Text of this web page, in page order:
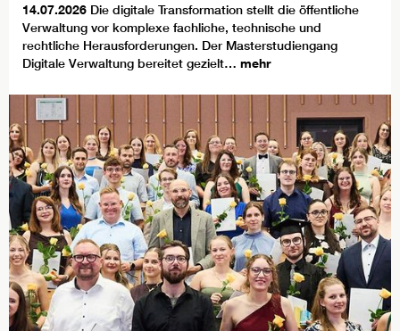
14.07.2026 Die digitale Transformation stellt die öffentliche
Verwaltung vor komplexe fachliche, technische und
rechtliche Herausforderungen. Der Masterstudiengang
Digitale Verwaltung bereitet gezielt… mehr